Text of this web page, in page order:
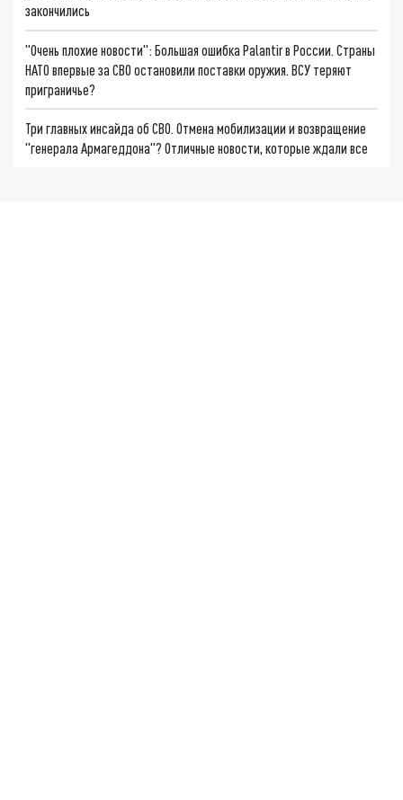
закончились
"Очень плохие новости": Большая ошибка Palantir в России. Страны
НАТО впервые за СВО остановили поставки оружия. ВСУ теряют
приграничье?
Три главных инсайда об СВО. Отмена мобилизации и возвращение
"генерала Армагеддона"? Отличные новости, которые ждали все